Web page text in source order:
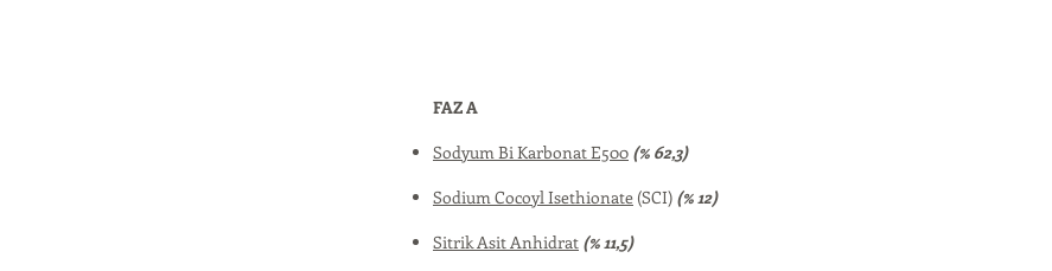
FAZ A
Sodyum Bi Karbonat E500 (% 62,3)
Sodium Cocoyl Isethionate (SCI) (% 12)
Sitrik Asit Anhidrat (% 11,5)